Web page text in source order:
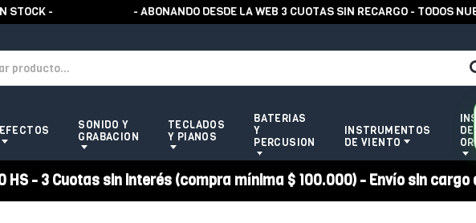
- - ABONANDO DESDE LA WEB 3 CUOTAS SIN RECARGO - TODOS
EFECTOS
SONIDO Y
GRABACION
TECLADOS
Y PIANOS
BATERIAS
Y
PERCUSION
INSTRUMENTOS
DE VIENTO
HS - 3 Cuotas sin interés (compra mínima $ 100.000) - Envío sin